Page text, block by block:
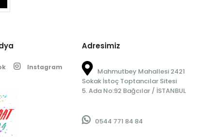
Instagram
Adresimiz
Mahmutbey Mahallesi 2421
Sokak İstoç Toptancılar Sitesi
5. Ada No:92 Bağcılar / İSTANBUL
0544 771 84 84